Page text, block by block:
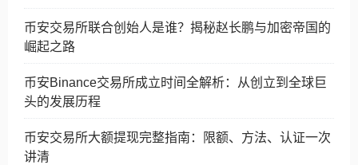
币安交易所联合创始人是谁？揭秘赵长鹏与加密帝国的
崛起之路
币安Binance交易所成立时间全解析：从创立到全球巨
头的发展历程
币安交易所大额提现完整指南：限额、方法、认证一次
讲清